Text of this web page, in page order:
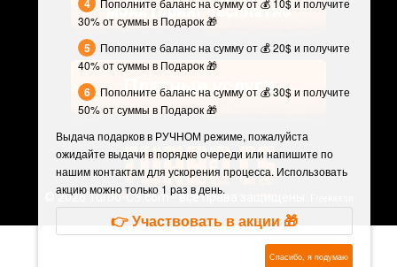
мониторинг бесплатно
Платные услуги
©2026 Turbo-CS.com - все права защищены.
Пополните баланс на сумму от 💰 10$ и получите
30% от суммы в Подарок 🎁
Пополните баланс на сумму от 💰 20$ и получите
40% от суммы в Подарок 🎁
Пополните баланс на сумму от 💰 30$ и получите
50% от суммы в Подарок 🎁
Выдача подарков в РУЧНОМ режиме, пожалуйста
ожидайте выдачи в порядке очереди или напишите по
нашим контактам для ускорения процесса. Использовать
акцию можно только 1 раз в день.
👉 Участвовать в акции 🎁
Спасибо, я подумаю